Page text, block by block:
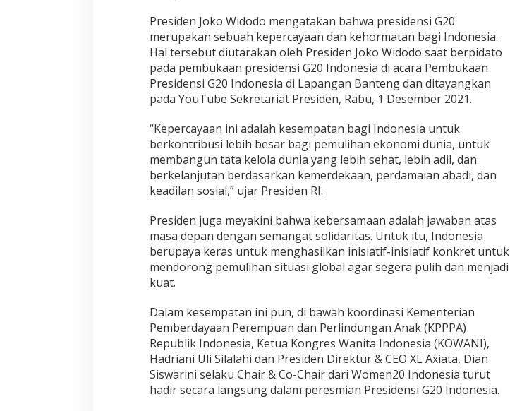
Presiden Joko Widodo mengatakan bahwa presidensi G20
merupakan sebuah kepercayaan dan kehormatan bagi Indonesia.
Hal tersebut diutarakan oleh Presiden Joko Widodo saat berpidato
pada pembukaan presidensi G20 Indonesia di acara Pembukaan
Presidensi G20 Indonesia di Lapangan Banteng dan ditayangkan
pada YouTube Sekretariat Presiden, Rabu, 1 Desember 2021.
“Kepercayaan ini adalah kesempatan bagi Indonesia untuk
berkontribusi lebih besar bagi pemulihan ekonomi dunia, untuk
membangun tata kelola dunia yang lebih sehat, lebih adil, dan
berkelanjutan berdasarkan kemerdekaan, perdamaian abadi, dan
keadilan sosial,” ujar Presiden RI.
Presiden juga meyakini bahwa kebersamaan adalah jawaban atas
masa depan dengan semangat solidaritas. Untuk itu, Indonesia
berupaya keras untuk menghasilkan inisiatif-inisiatif konkret untuk
mendorong pemulihan situasi global agar segera pulih dan menjadi
kuat.
Dalam kesempatan ini pun, di bawah koordinasi Kementerian
Pemberdayaan Perempuan dan Perlindungan Anak (KPPPA)
Republik Indonesia, Ketua Kongres Wanita Indonesia (KOWANI),
Hadriani Uli Silalahi dan Presiden Direktur & CEO XL Axiata, Dian
Siswarini selaku Chair & Co-Chair dari Women20 Indonesia turut
hadir secara langsung dalam peresmian Presidensi G20 Indonesia.